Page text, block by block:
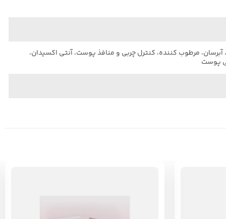
مرطوب کننده، کنترل چربی و منافذ پوست، آنتی اکسیدان،
پوست